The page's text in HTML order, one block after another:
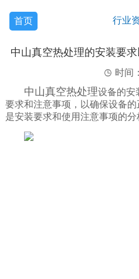
首页 行业
中山真空热处理的安装要
 时间：
中山真空热处理设备的安
要求和注意事项，以确保设备
是安装要求和使用注意事项的分